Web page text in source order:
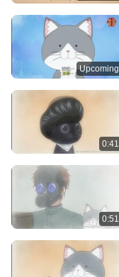
Upcoming
0:41
0:51